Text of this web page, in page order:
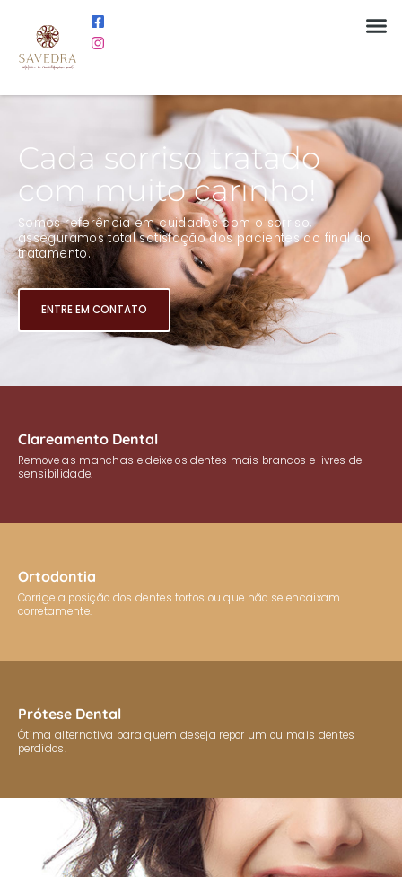
Cada sorriso tratado
com muito carinho!
Somos referência em cuidados com o sorriso,
asseguramos total satisfação dos pacientes ao final do
tratamento.
ENTRE EM CONTATO
Clareamento Dental
Remove as manchas e deixe os dentes mais brancos e livres de
sensibilidade.
Ortodontia
Corrige a posição dos dentes tortos ou que não se encaixam
corretamente.
Prótese Dental
Ótima alternativa para quem deseja repor um ou mais dentes
perdidos.